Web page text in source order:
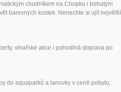
chodníkem na Chopku i bohatým
barevných kostek. Nenechte si ujít největší
vinařské akce i pohodlná doprava po
do aquaparků a lanovky v ceně pobytu,